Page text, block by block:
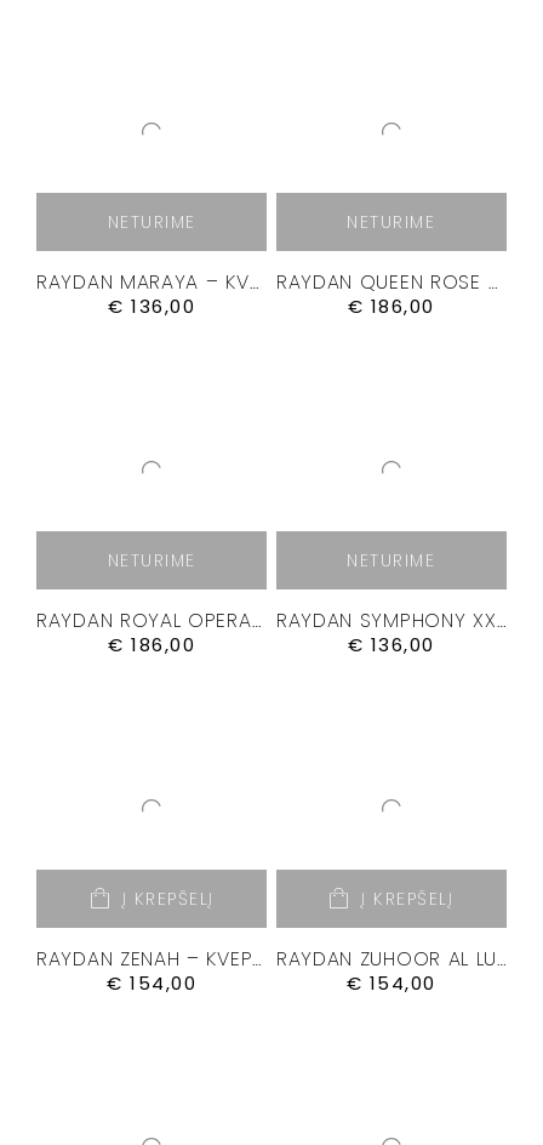
NETURIME
RAYDAN MARAYA – KVEPALAI 50ML.
€ 136,00
NETURIME
RAYDAN QUEEN ROSE – KVEPALAI 100ML.
€ 186,00
NETURIME
RAYDAN ROYAL OPERA – KVEPALAI 100ML.
€ 186,00
NETURIME
RAYDAN SYMPHONY XXIII – KVEPALAI 50ML
€ 136,00
Į KREPŠELĮ
RAYDAN ZENAH – KVEPALAI 100ML.
€ 154,00
Į KREPŠELĮ
RAYDAN ZUHOOR AL LUBAN – KVEPALAI 100ML.
€ 154,00